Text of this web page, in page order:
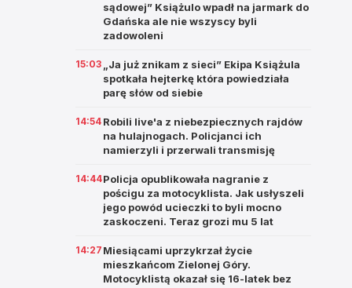
sądowej” Książulo wpadł na jarmark do
Gdańska ale nie wszyscy byli
zadowoleni
15:03
„Ja już znikam z sieci” Ekipa Książula
spotkała hejterkę która powiedziała
parę słów od siebie
14:54 Robili live'a z niebezpiecznych rajdów
na hulajnogach. Policjanci ich
namierzyli i przerwali transmisję
14:44Policja opublikowała nagranie z
pościgu za motocyklista. Jak usłyszeli
jego powód ucieczki to byli mocno
zaskoczeni. Teraz grozi mu 5 lat
14:27 Miesiącami uprzykrzał życie
mieszkańcom Zielonej Góry.
Motocyklistą okazał się 16-latek bez